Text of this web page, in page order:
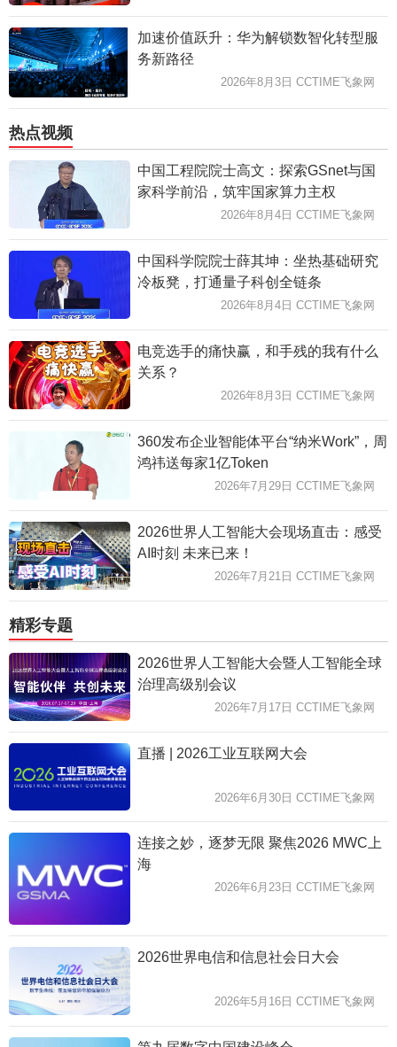
加速价值跃升：华为解锁数智化转型服
务新路径
2026年8月3日 CCTIME飞象网
热点视频
中国工程院院士高文：探索GSnet与国
家科学前沿，筑牢国家算力主权
2026年8月4日 CCTIME飞象网
中国科学院院士薛其坤：坐热基础研究
冷板凳，打通量子科创全链条
2026年8月4日 CCTIME飞象网
电竞选手的痛快赢，和手残的我有什么
关系？
2026年8月3日 CCTIME飞象网
360发布企业智能体平台“纳米Work”，周
鸿祎送每家1亿Token
2026年7月29日 CCTIME飞象网
2026世界人工智能大会现场直击：感受
AI时刻 未来已来！
2026年7月21日 CCTIME飞象网
精彩专题
2026世界人工智能大会暨人工智能全球
治理高级别会议
2026年7月17日 CCTIME飞象网
直播 | 2026工业互联网大会
2026年6月30日 CCTIME飞象网
连接之妙，逐梦无限 聚焦2026 MWC上
海
2026年6月23日 CCTIME飞象网
2026世界电信和信息社会日大会
2026年5月16日 CCTIME飞象网